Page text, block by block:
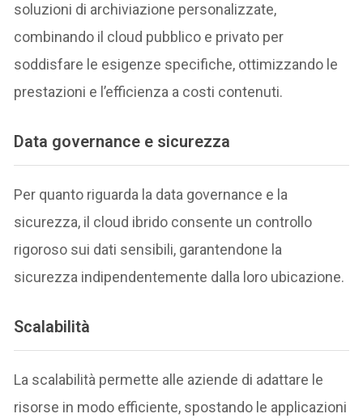
soluzioni di archiviazione personalizzate,
combinando il cloud pubblico e privato per
soddisfare le esigenze specifiche, ottimizzando le
prestazioni e l’efficienza a costi contenuti.
Data governance e sicurezza
Per quanto riguarda la data governance e la
sicurezza, il cloud ibrido consente un controllo
rigoroso sui dati sensibili, garantendone la
sicurezza indipendentemente dalla loro ubicazione.
Scalabilità
La scalabilità permette alle aziende di adattare le
risorse in modo efficiente, spostando le applicazioni